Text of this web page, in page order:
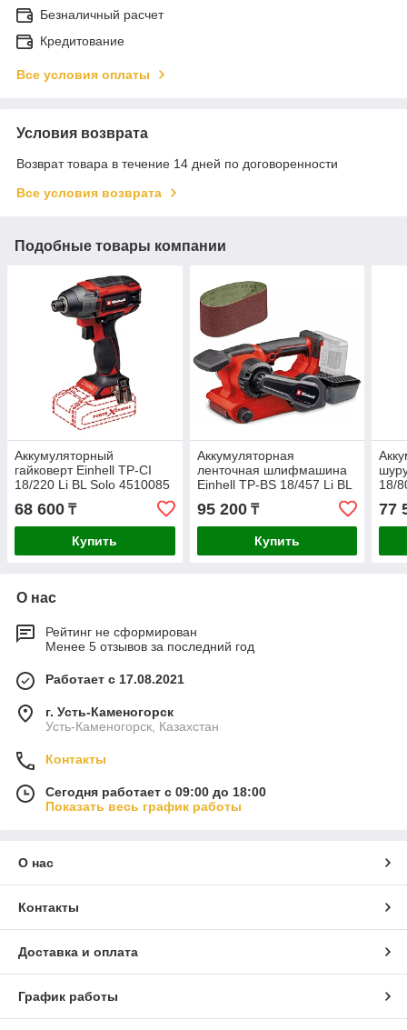
Безналичный расчет
Кредитование
Все условия оплаты
Условия возврата
Возврат товара в течение 14 дней по договоренности
Все условия возврата
Подобные товары компании
Аккумуляторный
гайковерт Einhell TP-CI
18/220 Li BL Solo 4510085
68 600 ₸
Купить
Аккумуляторная
ленточная шлифмашина
Einhell TP-BS 18/457 Li BL
- Solo 4466270
95 200₸
Купить
18/
77
О нас
Рейтинг не сформирован
Менее 5 отзывов за последний год
Работает с 17.08.2021
г. Усть-Каменогорск
Усть-Каменогорск, Казахстан
Контакты
Сегодня работает с 09:00 до 18:00
Показать весь график работы
О нас
Контакты
Доставка и оплата
График работы